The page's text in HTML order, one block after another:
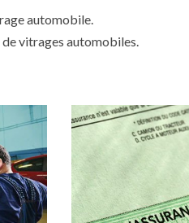
automobile.
de vitrages automobiles.